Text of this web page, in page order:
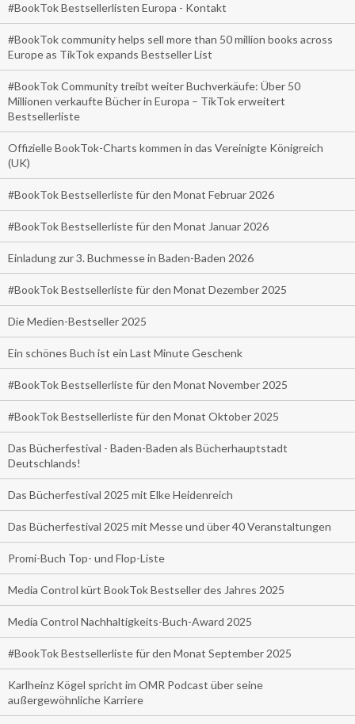
#BookTok Bestsellerlisten Europa - Kontakt
#BookTok community helps sell more than 50 million books across
Europe as TikTok expands Bestseller List
#BookTok Community treibt weiter Buchverkäufe: Über 50
Millionen verkaufte Bücher in Europa – TikTok erweitert
Bestsellerliste
Offizielle BookTok-Charts kommen in das Vereinigte Königreich
(UK)
#BookTok Bestsellerliste für den Monat Februar 2026
#BookTok Bestsellerliste für den Monat Januar 2026
Einladung zur 3. Buchmesse in Baden-Baden 2026
#BookTok Bestsellerliste für den Monat Dezember 2025
Die Medien-Bestseller 2025
Ein schönes Buch ist ein Last Minute Geschenk
#BookTok Bestsellerliste für den Monat November 2025
#BookTok Bestsellerliste für den Monat Oktober 2025
Das Bücherfestival - Baden-Baden als Bücherhauptstadt
Deutschlands!
Das Bücherfestival 2025 mit Elke Heidenreich
Das Bücherfestival 2025 mit Messe und über 40 Veranstaltungen
Promi-Buch Top- und Flop-Liste
Media Control kürt BookTok Bestseller des Jahres 2025
Media Control Nachhaltigkeits-Buch-Award 2025
#BookTok Bestsellerliste für den Monat September 2025
Karlheinz Kögel spricht im OMR Podcast über seine
außergewöhnliche Karriere